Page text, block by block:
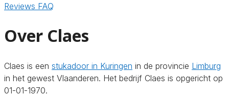
Reviews FAQ
Over Claes
Claes is een stukadoor in Kuringen in de provincie Limburg
in het gewest Vlaanderen. Het bedrijf Claes is opgericht op
01-01-1970.